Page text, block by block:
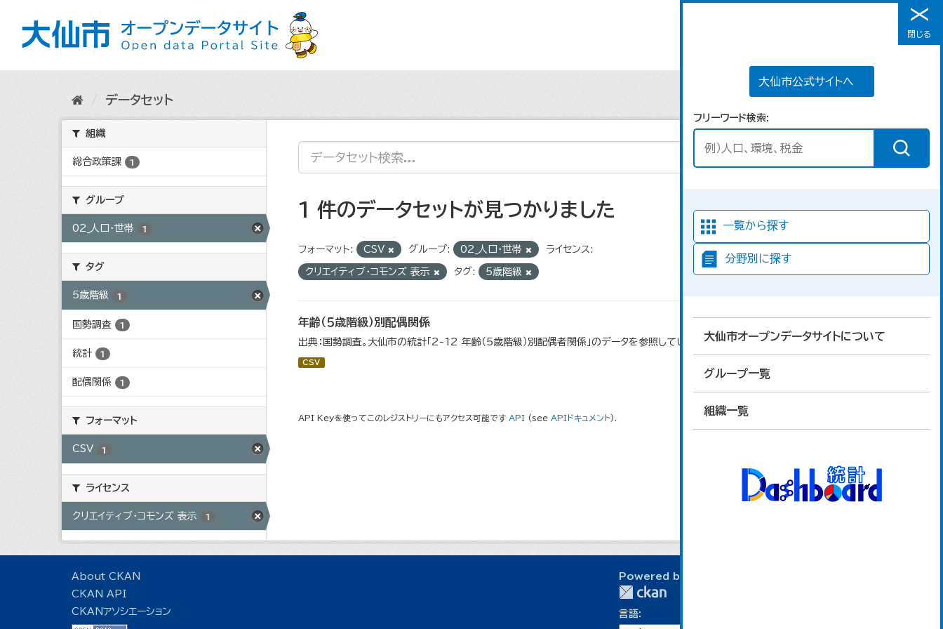
メニュー
大仙市公式サイトへ
フリーワード検索
一覧から探す
分野別に探す
大仙市オープンデータサイトについて
グループ一覧
組織一覧
閉じる
データセット
組織
総合政策課 1
グループ
02_人口・世帯 1
タグ
5歳階級 1
国勢調査 1
統計 1
配偶関係 1
フォーマット
CSV 1
ライセンス
クリエイティブ・コモンズ 表示 1
1 件のデータセットが見つかりました
フォーマット: CSV グループ: 02_人口・世帯 ライセンス:
クリエイティブ・コモンズ 表示 タグ: 5歳階級
年齢（５歳階級）別配偶関係
出典：国勢調査。大仙市の統計「2-12 年齢（5歳階級）別配偶者関係」のデータを参照しています。
CSV
API Keyを使ってこのレジストリーにもアクセス可能です API (see APIドキュメント).
About CKAN
CKAN API
CKANアソシエーション
Powered by
言語